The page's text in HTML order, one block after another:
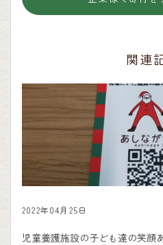
関連
2022年04月25日
児童養護施設の子ども達の笑顔